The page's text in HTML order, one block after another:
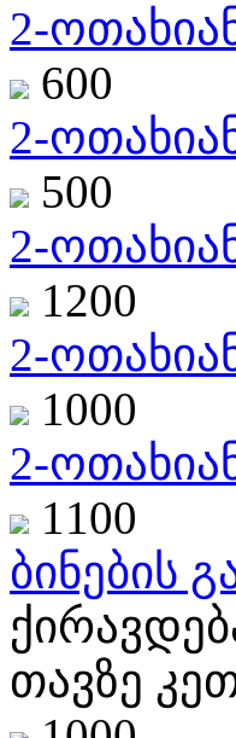
2-
600
2-
500
2-
1200
2-
1000
2-
1100
ბინების
თავზე